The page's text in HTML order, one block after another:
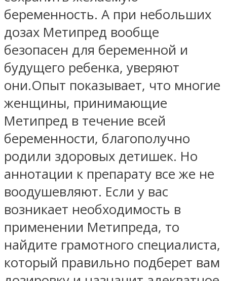
беременность. А при небольших
дозах Метипред вообще
безопасен для беременной и
будущего ребенка, уверяют
они.Опыт показывает, что многие
женщины, принимающие
Метипред в течение всей
беременности, благополучно
родили здоровых детишек. Но
аннотации к препарату все же не
воодушевляют. Если у вас
возникает необходимость в
применении Метипреда, то
найдите грамотного специалиста,
который правильно подберет вам